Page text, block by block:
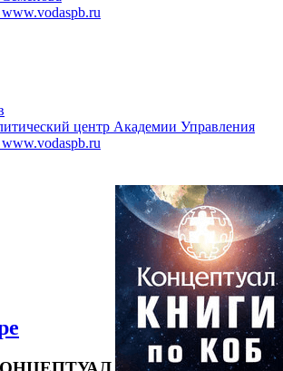
центр Академии Управления